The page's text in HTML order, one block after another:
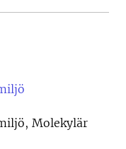
Molekylär